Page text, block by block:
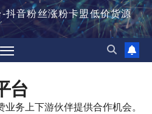
抖音粉丝涨粉卡盟低价货源
台
务上下游伙伴提供合作机会。